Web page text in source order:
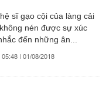
sĩ gạo cội của làng cải
nén được sự xúc
đến những ân...
05:48 | 01/08/2018